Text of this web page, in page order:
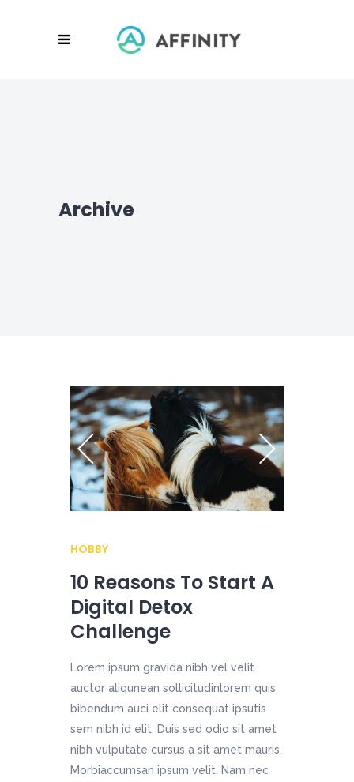
Archive
HOBBY
10 Reasons To Start A
Digital Detox
Challenge
Lorem ipsum gravida nibh vel velit
auctor aliqunean sollicitudinlorem quis
bibendum auci elit consequat ipsutis
sem nibh id elit. Duis sed odio sit amet
nibh vulputate cursus a sit amet mauris.
Morbiaccumsan ipsum velit. Nam nec